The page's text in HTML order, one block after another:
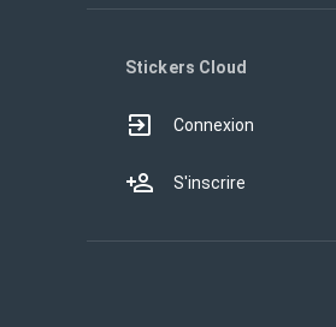
Stickers Cloud
Connexion
S'inscrire